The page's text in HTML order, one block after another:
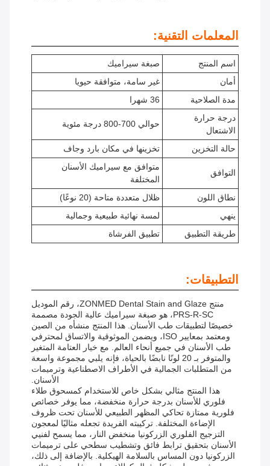
المعلمات التقنية:
اسم المنتج
صبغة سيراميك
أمان
غير سامة، متوافقة حيويا
مدة الصلاحية
36 شهرا
درجة حرارة
الاشتعال
حوالي 700-800 درجة مئوية
حالة التخزين تخزينها في مكان بارد وجاف
التوافق
متوافق مع سيراميك الأسنان
المختلفة
نطاق اللون
ظلال متعددة متاحة (20 نوعًا)
ينهي
لمسة نهائية طبيعية وجمالية
طريقة التطبيق
تطبيق الفرشاة
التطبيقات:
منتج ZONMED Dental Stain and Glaze، رقم الموديل
PRS-R-SC، هو صبغة سيراميك عالية الجودة مصممة
خصيصًا لتطبيقات طب الأسنان. هذا المنتج منشأه من الصين
ومعتمد بمعايير ISO، ويضمن الموثوقية والاتساق لمحترفي
طب الأسنان في جميع أنحاء العالم. مع خيار العتامة المتغير
والمتوفر بـ 20 لونًا نابضًا بالحياة، فإنه يلبي مجموعة واسعة
من المتطلبات الجمالية في الأطراف الاصطناعية وترميمات
الأسنان.
هذا المنتج مثالي بشكل خاص للاستخدام كمسحوق طلاء
فلوري للأسنان بدرجة حرارة منخفضة، مما يوفر خصائص
فلورية ممتازة تحاكي المظهر الطبيعي للأسنان تحت ظروف
الإضاءة المختلفة. تركيبته الفريدة تجعله مثاليًا لمعجون
التزجيج الفلوري الزركونيا منخفض النار، مما يسمح لفنيي
الأسنان بتحقيق ترابط فائق وتشطيب سطحي على ترميمات
الزركونيا دون المساس بالسلامة الهيكلية. بالإضافة إلى ذلك،